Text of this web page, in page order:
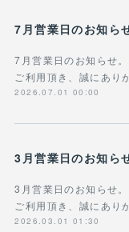
7月営業日のお知らせ
7月営業日のお知らせ
ご利用頂き、誠にあり
2026.07.01 00:00
3月営業日のお知らせ
3月営業日のお知らせ
ご利用頂き、誠にあり
2026.03.01 01:30